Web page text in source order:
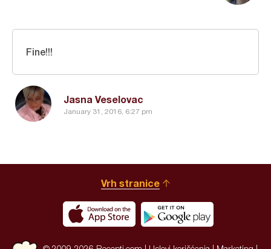
Jasna Veselovac
January 31, 2016, 6:27 pm
Fine!!!
Vrh stranice